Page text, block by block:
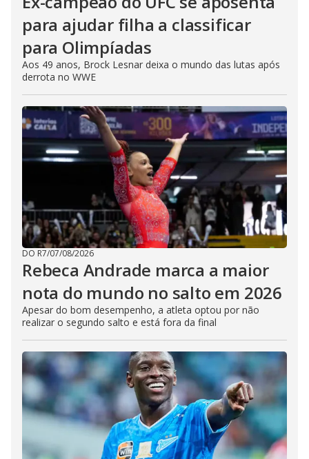
para ajudar filha a classificar
para Olimpíadas
Aos 49 anos, Brock Lesnar deixa o mundo das lutas após
derrota no WWE
DO R7/07/08/2026
Rebeca Andrade marca a maior
nota do mundo no salto em 2026
Apesar do bom desempenho, a atleta optou por não
realizar o segundo salto e está fora da final